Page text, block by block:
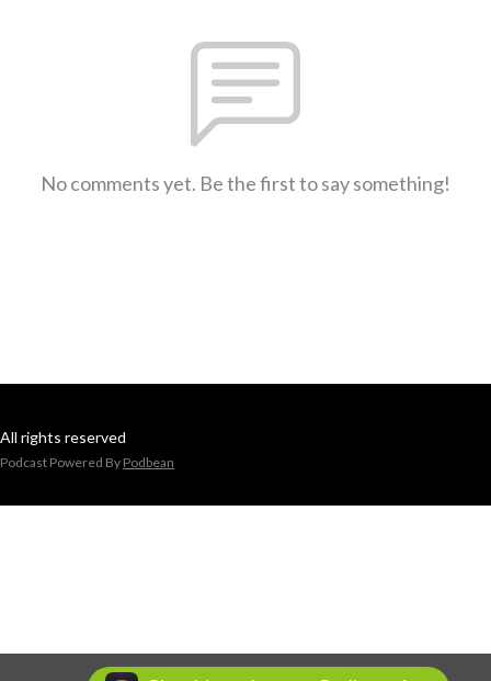
No comments yet. Be the first to say something!
All rights reserved
Podcast Powered By Podbean